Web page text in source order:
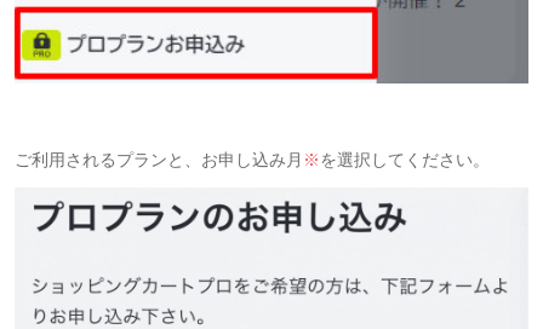
ご利用されるプランと、お申し込み月 ※を選択してください。